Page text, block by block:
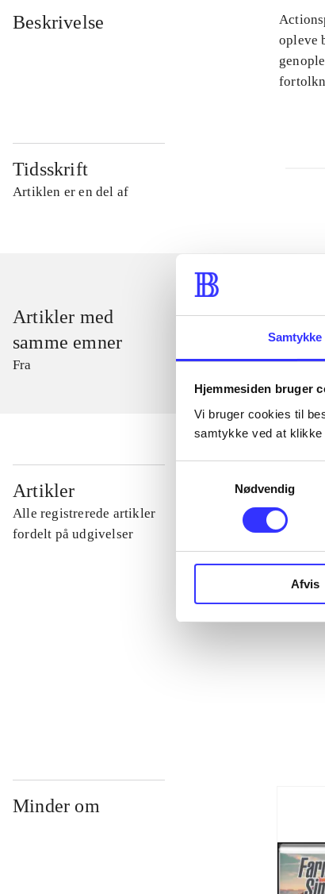
Samtykke
Hjemmesiden bruger
Vi bruger cookies til
samtykke ved at klikke
Nødvendig
Afvis
Beskrivelse
opleve
Tidsskrift
Artiklen er en del af
Artikler med
samme emner
Fra
Artikler
Alle registrerede artikler
fordelt på udgivelser
...
Minder om